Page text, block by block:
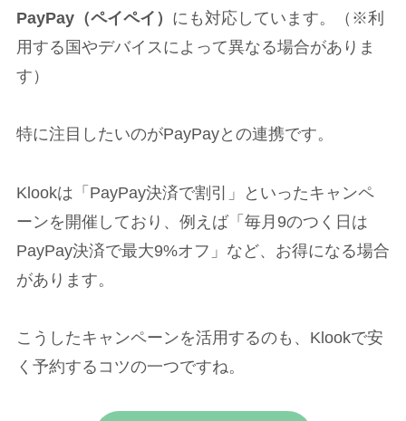
PayPay（ペイペイ） にも対応しています。（※利
用する国やデバイスによって異なる場合がありま
す）
特に注目したいのがPayPayとの連携です。
Klookは「PayPay決済で割引」といったキャンペ
ーンを開催しており、例えば「毎月9のつく日は
PayPay決済で最大9%オフ」など、お得になる場合
があります。
こうしたキャンペーンを活用するのも、Klookで安
く予約するコツの一つですね。